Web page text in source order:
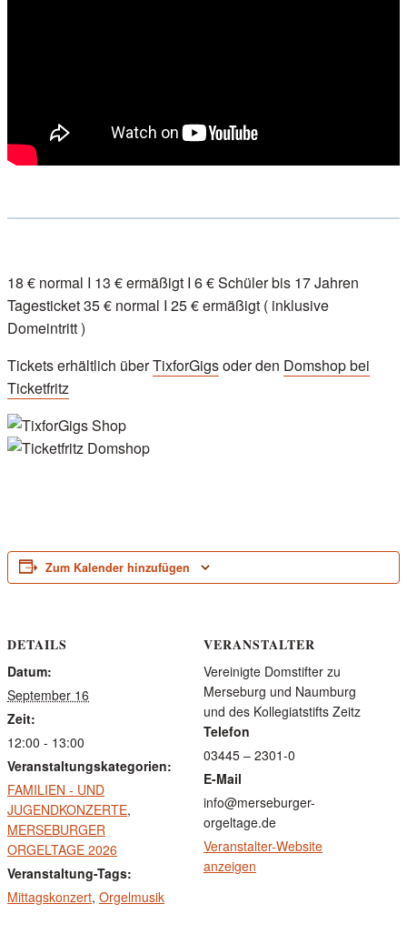
18 € normal I 13 € ermäßigt I 6 € Schüler bis 17 Jahren
Tagesticket 35 € normal I 25 € ermäßigt ( inklusive
Domeintritt )
Tickets erhältlich überTixforGigsoder den Domshop bei
Ticketfritz
Zum Kalender hinzufügen
DETAILS
Datum:
September 16
Zeit:
12:00 - 13:00
Veranstaltungskategorien:
FAMILIEN - UND
JUGENDKONZERTE,
MERSEBURGER
ORGELTAGE 2026
Veranstaltung-Tags:
Mittagskonzert, Orgelmusik
VERANSTALTER
Vereinigte Domstifter zu
Merseburg und Naumburg
und des Kollegiatstifts Zeitz
Telefon
03445 – 2301-0
E-Mail
info@merseburger-
orgeltage.de
Veranstalter-Website
anzeigen